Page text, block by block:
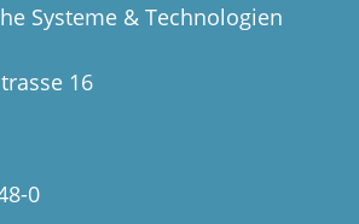
Systeme & Technologien
16
0